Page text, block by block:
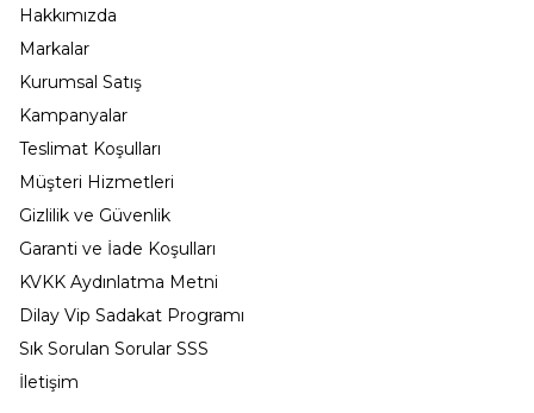
Hakkımızda
Markalar
Kurumsal Satış
Kampanyalar
Teslimat Koşulları
Müşteri Hizmetleri
Gizlilik ve Güvenlik
Garanti ve İade Koşulları
KVKK Aydınlatma Metni
Dilay Vip Sadakat Programı
Sık Sorulan Sorular SSS
İletişim